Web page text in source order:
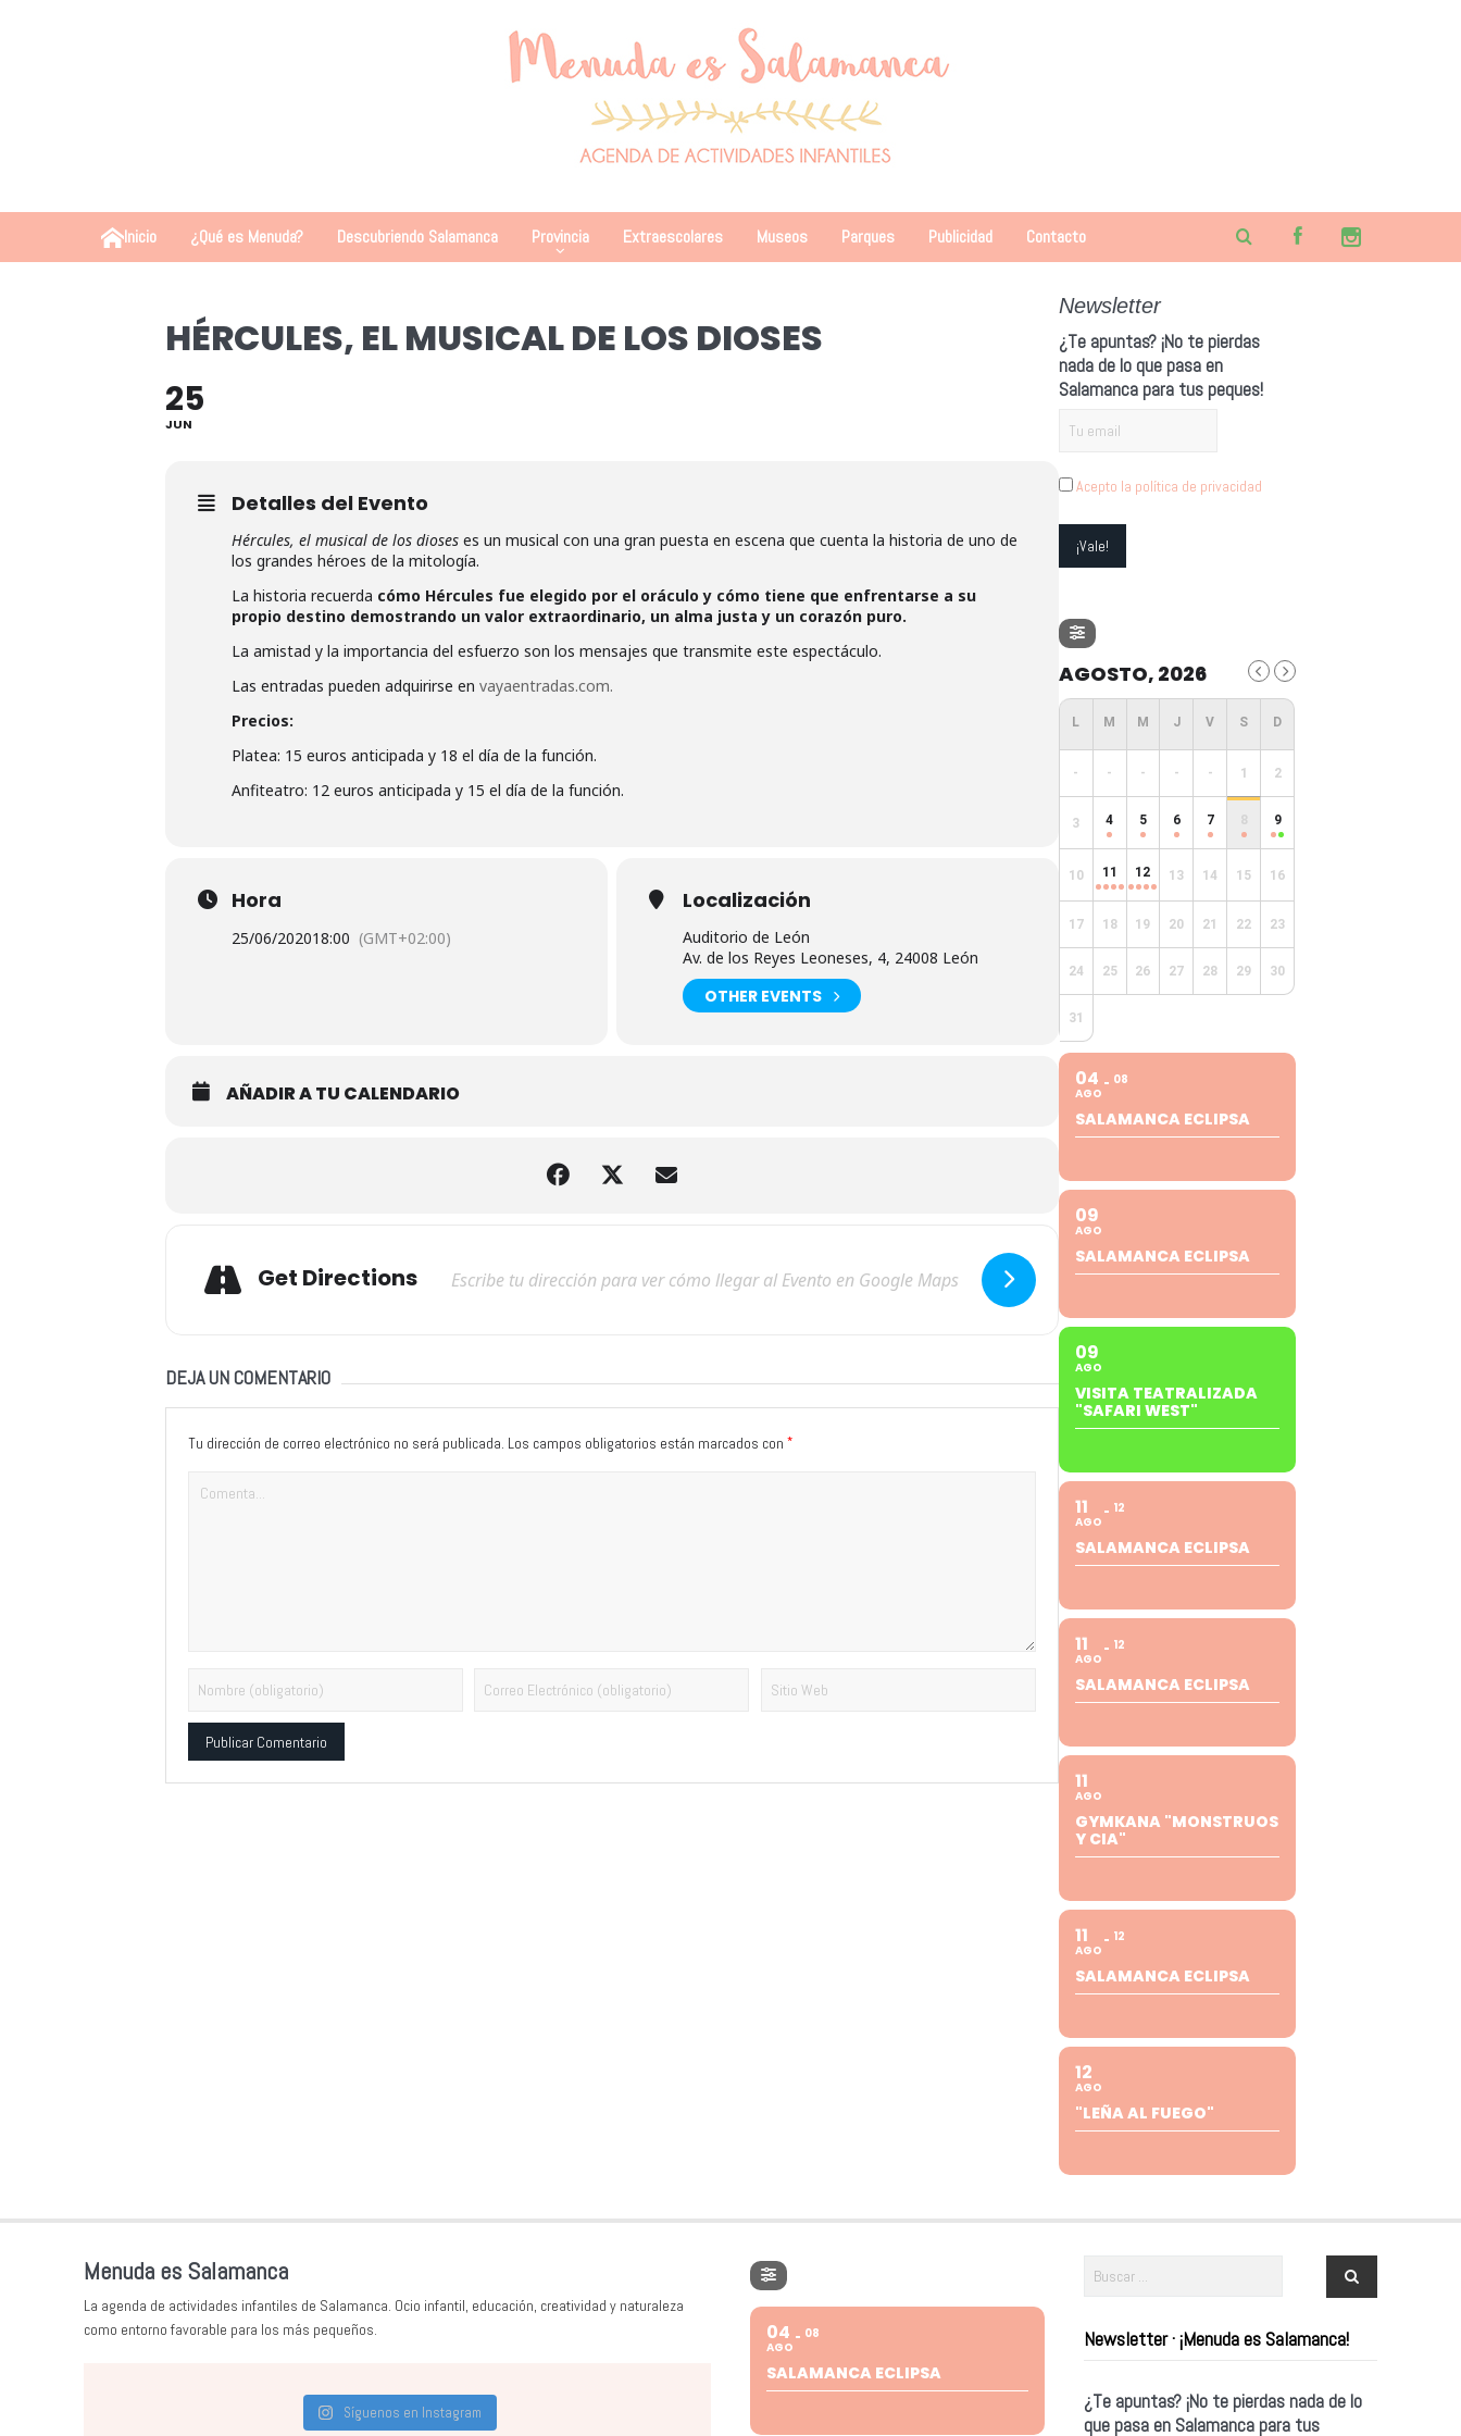
Inicio ¿Qué es Menuda? Descubriendo Salamanca Provincia Extraescolares Museos Parques Publicidad Contacto
HÉRCULES, EL MUSICAL DE LOS DIOSES
25
JUN
Detalles del Evento
Hércules, el musical de los dioses es un musical con una gran puesta en escena que cuenta la historia de uno de
los grandes héroes de la mitología.
La historia recuerda cómo Hércules fue elegido por el oráculo y cómo tiene que enfrentarse a su
propio destino demostrando un valor extraordinario, un alma justa y un corazón puro.
La amistad y la importancia del esfuerzo son los mensajes que transmite este espectáculo.
Las entradas pueden adquirirse en vayaentradas.com.
Precios:
Platea: 15 euros anticipada y 18 el día de la función.
Anfiteatro: 12 euros anticipada y 15 el día de la función.
Hora
25/06/202018:00 (GMT+02:00)
Localización
Auditorio de León
Av. de los Reyes Leoneses, 4, 24008 León
OTHER EVENTS
AÑADIR A TU CALENDARIO
Get Directions
DEJA UN COMENTARIO
Tu dirección de correo electrónico no será publicada. Los campos obligatorios están marcados con *
Newsletter
¿Te apuntas? ¡No te pierdas
nada de lo que pasa en
Salamanca para tus peques!
Acepto la política de privacidad
AGOSTO, 2026
- - - - - 1 2
3 4 5 6 7 8 9
10 11 12 13 14 15 16
17 18 19 20 21 22 23
24 25 26 27 28 29 30
31
04
AGO
08
SALAMANCA ECLIPSA
09
AGO
SALAMANCA ECLIPSA
09
AGO
VISITA TEATRALIZADA
"SAFARI WEST"
11
AGO
12
SALAMANCA ECLIPSA
11
AGO
12
SALAMANCA ECLIPSA
11
AGO
GYMKANA "MONSTRUOS
Y CIA"
11
AGO
12
SALAMANCA ECLIPSA
12
AGO
"LEÑA AL FUEGO"
Menuda es Salamanca
La agenda de actividades infantiles de Salamanca. Ocio infantil, educación, creatividad y naturaleza
como entorno favorable para los más pequeños.
Síguenos en Instagram
04
AGO
08
SALAMANCA ECLIPSA
Newsletter · ¡Menuda es Salamanca!
¿Te apuntas? ¡No te pierdas nada de lo
que pasa en Salamanca para tus